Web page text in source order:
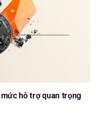
mức hỗ trợ quan trọng